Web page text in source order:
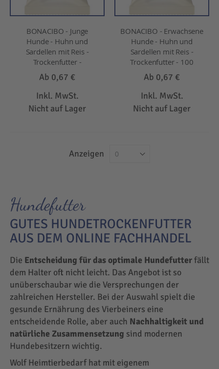
BONACIBO - Junge
Hunde - Huhn und
Sardellen mit Reis -
Trockenfutter -
Ab 0,67 €
Inkl. MwSt.
Nicht auf Lager
BONACIBO - Erwachsene
Hunde - Huhn und
Sardellen mit Reis -
Trockenfutter - 100
Ab 0,67 €
Inkl. MwSt.
Nicht auf Lager
Anzeigen
Hundefutter
GUTES HUNDETROCKENFUTTER
AUS DEM ONLINE FACHHANDEL
Die Entscheidung für das optimale Hundefutterfällt
dem Halter oft nicht leicht. Das Angebot ist so
unüberschaubar wie die Versprechungen der
zahlreichen Hersteller. Bei der Auswahl spielt die
gesunde Ernährung des Vierbeiners eine
entscheidende Rolle, aber auch Nachhaltigkeit und
natürliche Zusammensetzung sind modernen
Hundebesitzern wichtig.
Wolf Heimtierbedarf hat mit eigenem